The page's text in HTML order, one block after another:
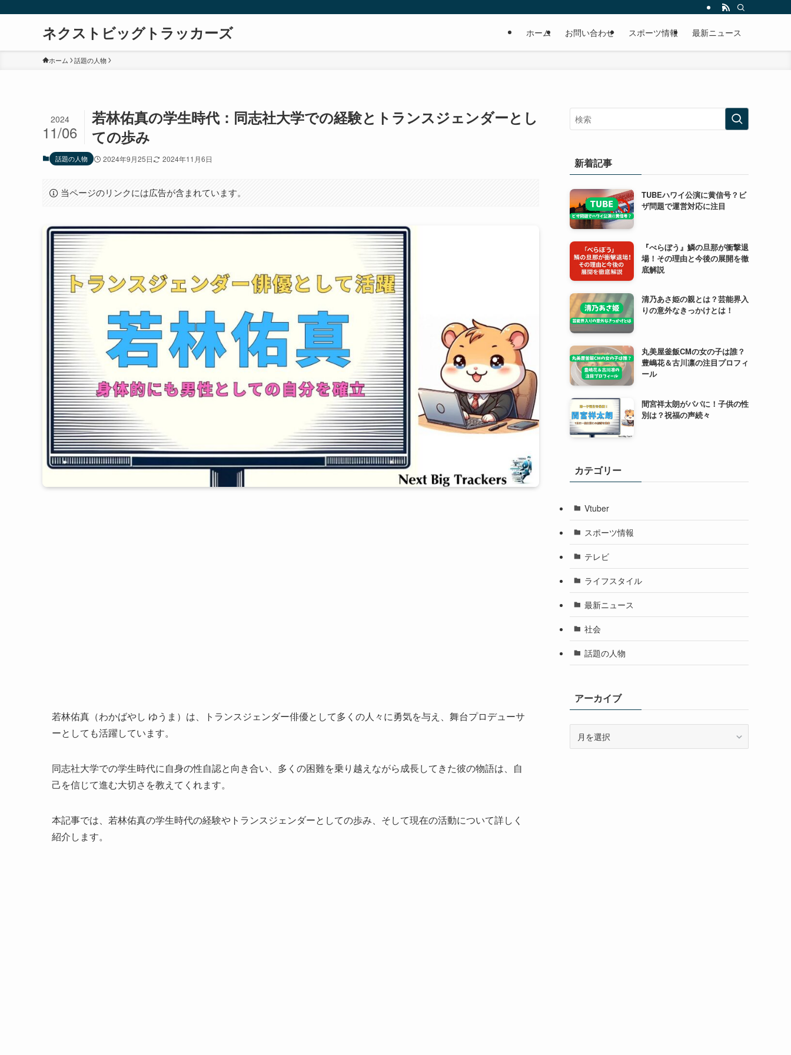
ネクストビッグトラッカーズ ホーム お問い合わせ スポーツ情報 最新ニュース
ホーム 話題の人物
若林佑真の学生時代：同志社大学での経験とトランスジェンダーとし
ての歩み
2024
11/06
話題の人物 2024年9月25日 2024年11月6日
当ページのリンクには広告が含まれています。
若林佑真（わかばやし ゆうま）は、トランスジェンダー俳優として多くの人々に勇気を与え、舞台プロデューサ
ーとしても活躍しています。
同志社大学での学生時代に自身の性自認と向き合い、多くの困難を乗り越えながら成長してきた彼の物語は、自
己を信じて進む大切さを教えてくれます。
本記事では、若林佑真の学生時代の経験やトランスジェンダーとしての歩み、そして現在の活動について詳しく
紹介します。
新着記事
TUBEハワイ公演に黄信号？ビ
ザ問題で運営対応に注目
『べらぼう』鱗の旦那が衝撃退
場！その理由と今後の展開を徹
底解説
清乃あさ姫の親とは？芸能界入
りの意外なきっかけとは！
丸美屋釜飯CMの女の子は誰？
豊嶋花＆古川凛の注目プロフィ
ール
間宮祥太朗がパパに！子供の性
別は？祝福の声続々
カテゴリー
Vtuber
スポーツ情報
テレビ
ライフスタイル
最新ニュース
社会
話題の人物
アーカイブ